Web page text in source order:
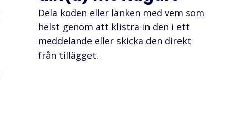
Dela koden eller länken med vem som
helst genom att klistra in den i ett
meddelande eller skicka den direkt
från tillägget.